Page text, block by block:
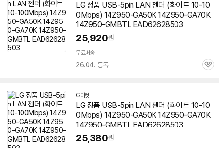
LG 정품 USB-5pin LAN 젠더 (화이트 10-10
0Mbps) 14Z950-GA50K 14Z950-GA70K
14Z950-GMBTL EAD62628503
25,920원
무료배송
26.04. 등록
관
G마켓
LG 정품 USB-5pin LAN 젠더 (화이트 10-10
0Mbps) 14Z950-GA50K 14Z950-GA70K
14Z950-GMBTL EAD62628503
25,380원